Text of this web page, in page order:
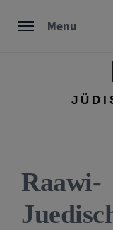
Menu
Raawi-